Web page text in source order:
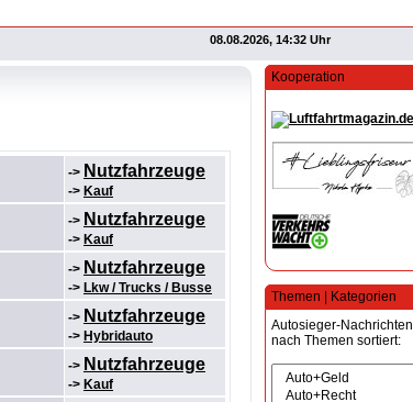
08.08.2026, 14:32 Uhr
Kooperation
Themen | Kategorien
Autosieger-Nachrichten
nach Themen sortiert:
-> Nutzfahrzeuge
-> Kauf
-> Nutzfahrzeuge
-> Kauf
-> Nutzfahrzeuge
-> Lkw / Trucks / Busse
-> Nutzfahrzeuge
-> Hybridauto
-> Nutzfahrzeuge
-> Kauf